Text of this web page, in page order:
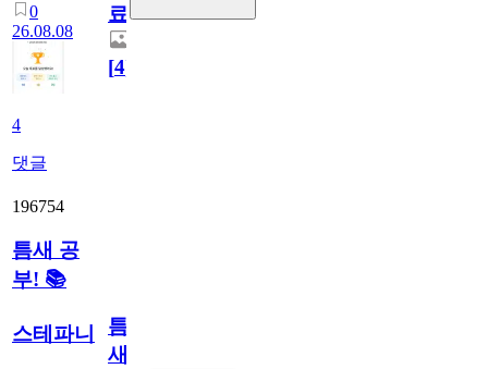
0
26.08.08
4
댓글
료
[4]
196754
틈새 공
부! 📚
스테파니
틈
새